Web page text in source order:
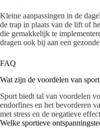
Kleine aanpassingen in de
de trap in plaats van de lift of
die gemakkelijk te
dragen ook bij aan een
FAQ
Wat zijn de voordelen van
Sport biedt tal van voordelen
endorfines en het bevorderen
met stress en de negatieve
Welke sportieve